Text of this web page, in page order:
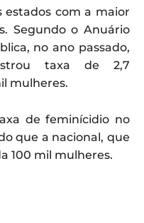
estados com a maior
Segundo o Anuário
no ano passado,
taxa de 2,7
mulheres.
de feminícidio no
que a nacional, que
100 mil mulheres.